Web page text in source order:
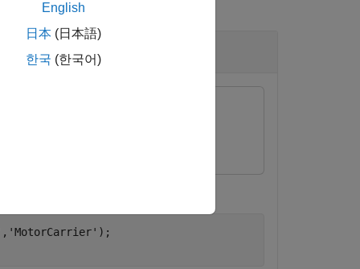
, 'MotorCarrier' );
English
日本 (日本語)
한국 (한국어)